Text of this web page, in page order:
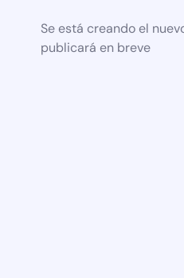
Se está creando el
publicará en breve